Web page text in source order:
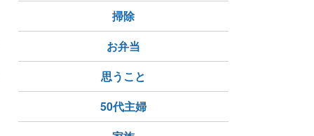
掃除
お弁当
思うこと
50代主婦